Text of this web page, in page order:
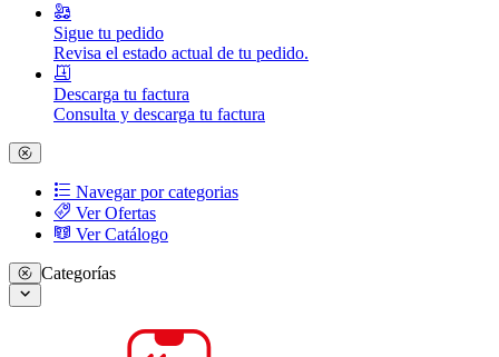
Sigue tu pedido
Revisa el estado actual de tu pedido.
Descarga tu factura
Consulta y descarga tu factura
Navegar por categorias
Ver Ofertas
Ver Catálogo
Categorías